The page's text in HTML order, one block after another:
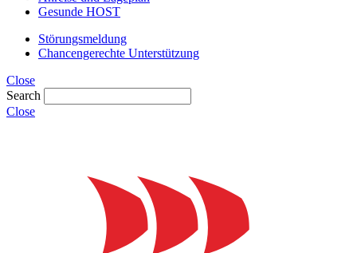
Gesunde HOST
Störungsmeldung
Chancengerechte Unterstützung
Close
Search
Close